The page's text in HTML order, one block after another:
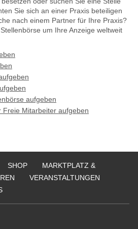
Sie sich an einer Praxis beteiligen
nach einem Partner für Ihre Praxis?
um Ihre Anzeige weltweit
aufgeben
Freie Mitarbeiter aufgeben
SHOP
MARKTPLATZ &
VERANSTALTUNGEN